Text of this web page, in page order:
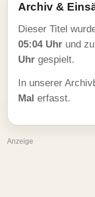
Archiv &
Dieser Titel
05:04 Uhr und
Uhr gespielt.
In unserer
Mal erfasst.
Anzeige